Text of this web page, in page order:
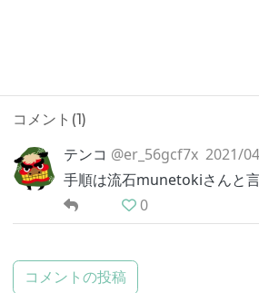
コメント(1)
テンコ @er_56gcf7x 2021/
手順は流石munetokiさんと
0
コメントの投稿